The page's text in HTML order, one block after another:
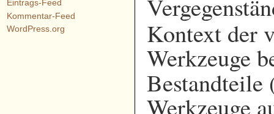
Kontext der
Werkzeuge
Werkzeuge
Eintrags-Feed
Kommentar-Feed
WordPress.org